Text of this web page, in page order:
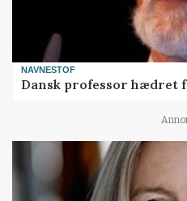
NAVNESTOF
Dansk professor hædret